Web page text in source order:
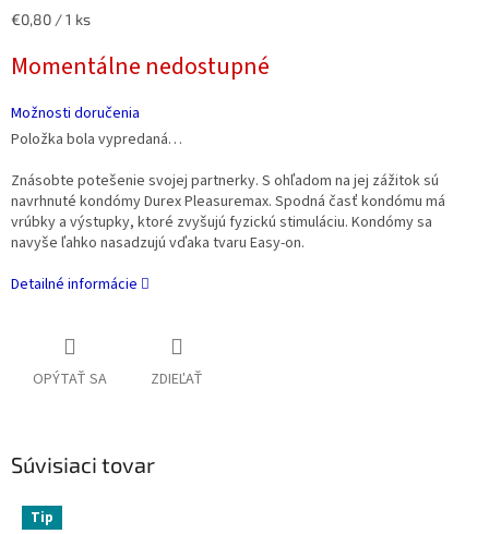
Jednotková
€0,80 / 1 ks
Momentálne nedostupné
Možnosti doručenia
Položka bola vypredaná…
Znásobte potešenie svojej partnerky. S ohľadom na jej zážitok sú
navrhnuté kondómy Durex Pleasuremax. Spodná časť kondómu má
vrúbky a výstupky, ktoré zvyšujú fyzickú stimuláciu. Kondómy sa
navyše ľahko nasadzujú vďaka tvaru Easy-on.
Detailné informácie
OPÝTAŤ SA ZDIEĽAŤ
Súvisiaci tovar
Tip